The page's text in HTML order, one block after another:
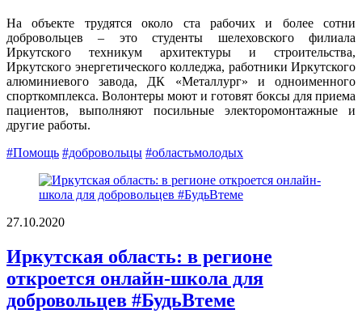
На объекте трудятся около ста рабочих и более сотни
добровольцев – это студенты шелеховского филиала
Иркутского техникум архитектуры и строительства,
Иркутского энергетического колледжа, работники Иркутского
алюминиевого завода, ДК «Металлург» и одноименного
спорткомплекса. Волонтеры моют и готовят боксы для приема
пациентов, выполняют посильные электоромонтажные и
другие работы.
#Помощь #добровольцы #областьмолодых
27.10.2020
Иркутская область: в регионе
откроется онлайн-школа для
добровольцев #БудьВтеме